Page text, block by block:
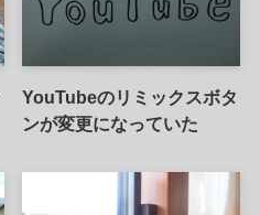
YouTubeのリミックスボタ
ンが変更になっていた